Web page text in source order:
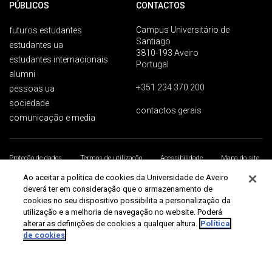
PÚBLICOS
futuros estudantes
estudantes ua
estudantes internacionais
alumni
pessoas ua
sociedade
comunicação e media
CONTACTOS
Campus Universitário de
Santiago
3810-193 Aveiro
Portugal
+351 234 370 200
contactos gerais
Proteção de dados Termos de utilização Acessibilidade
Mapa do site
Universidade de Aveiro 2026
Ao aceitar a política de cookies da Universidade de Aveiro
deverá ter em consideração que o armazenamento de
cookies no seu dispositivo possibilita a personalização da
utilização e a melhoria de navegação no website. Poderá
alterar as definições de cookies a qualquer altura. Política
de cookies